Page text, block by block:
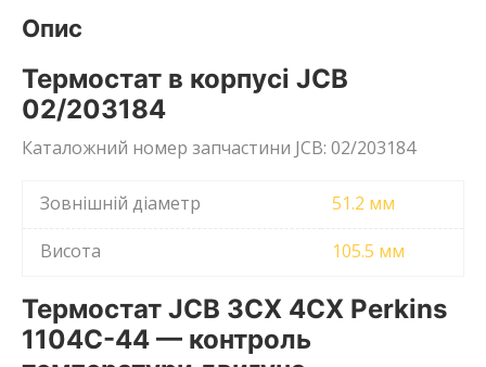
Опис
Термостат в корпусі JCB
02/203184
Каталожний номер запчастини JCB: 02/203184
Зовнішній діаметр
51.2 мм
Висота
105.5 мм
Термостат JCB 3CX 4CX Perkins
1104C-44 — контроль